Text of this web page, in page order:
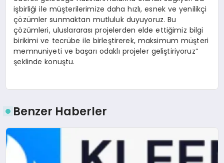
işbirliği ile müşterilerimize daha hızlı, esnek ve yenilikçi
çözümler sunmaktan mutluluk duyuyoruz. Bu
çözümleri, uluslararası projelerden elde ettiğimiz bilgi
birikimi ve tecrübe ile birleştirerek, maksimum müşteri
memnuniyeti ve başarı odaklı projeler geliştiriyoruz”
şeklinde konuştu.
Benzer Haberler